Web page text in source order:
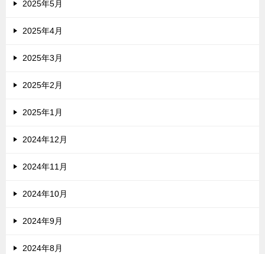
2025年5月
2025年4月
2025年3月
2025年2月
2025年1月
2024年12月
2024年11月
2024年10月
2024年9月
2024年8月